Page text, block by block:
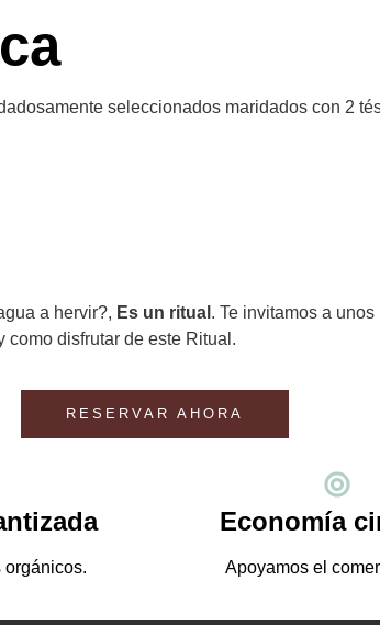
seleccionados maridados con 2
a hervir?, Es un ritual . Te invitamos a
como disfrutar de este Ritual.
RESERVAR AHORA
orgánicos.
Economía
Apoyamos el